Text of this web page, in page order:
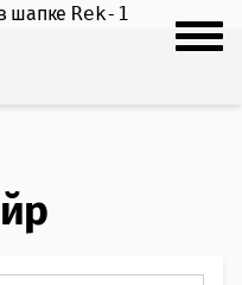
шапке Rek-1